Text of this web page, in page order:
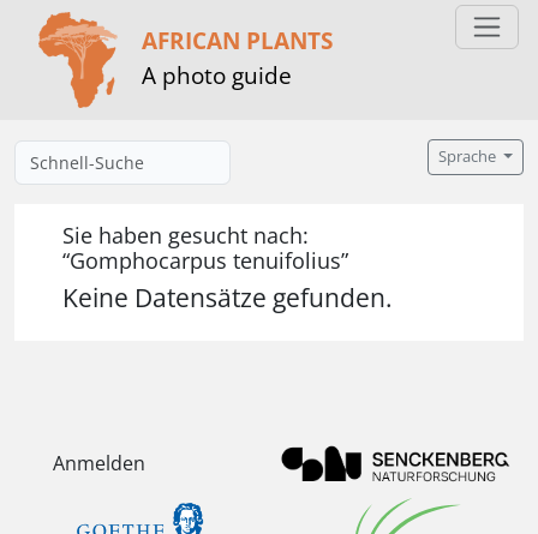
AFRICAN PLANTS
A photo guide
Sprache
Sie haben gesucht nach:
“Gomphocarpus tenuifolius”
Keine Datensätze gefunden.
Anmelden